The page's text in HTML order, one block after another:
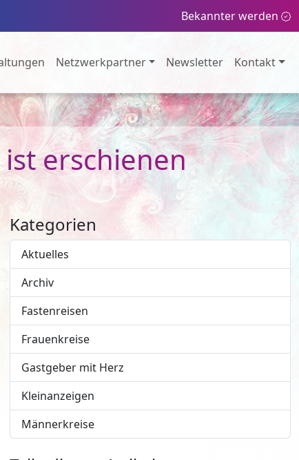
Bekannter werden
Netzwerkpartner Newsletter Kontakt
ist erschienen
Kategorien
Aktuelles
Archiv
Fastenreisen
Frauenkreise
Gastgeber mit Herz
Kleinanzeigen
Männerkreise